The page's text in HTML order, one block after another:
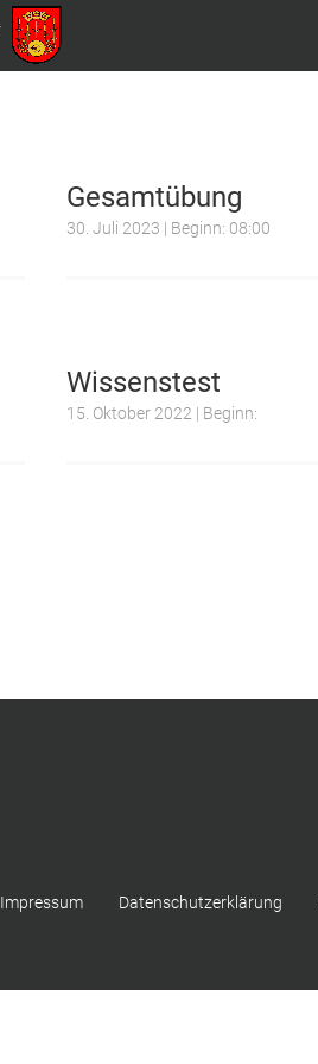
Gesamtübung
30. Juli 2023 | Beginn: 08:00
Wissenstest
15. Oktober 2022 | Beginn:
Impressum Datenschutzerklärung